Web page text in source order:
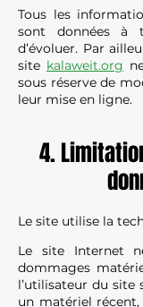
Tous les
sont données à
d’évoluer. Par
site kalaweit.org
sous réserve de
leur mise en ligne.
4.
Le site utilise la
Le site Internet
dommages
l’utilisateur du site
un matériel